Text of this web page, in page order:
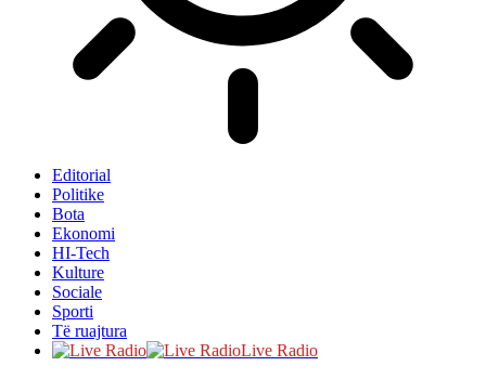
Editorial
Politike
Bota
Ekonomi
HI-Tech
Kulture
Sociale
Sporti
Të ruajtura
Live Radio